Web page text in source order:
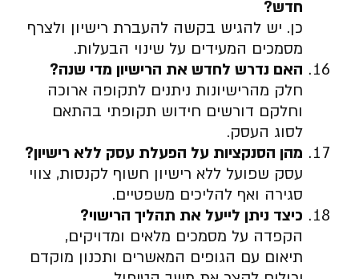
חדש?
כן. יש להגיש בקשה להעברת רישיון ולצרף
מסמכים המעידים על שינוי הבעלות.
האם נדרש לחדש את הרישיון מדי שנה?
חלק מהרישיונות ניתנים לתקופה ארוכה
וחלקם דורשים חידוש תקופתי בהתאם
לסוג העסק.
מהן הסנקציות על הפעלת עסק ללא רישיון?
עסק שפועל ללא רישיון חשוף לקנסות, צווי
סגירה ואף להליכים משפטיים.
כיצד ניתן לייעל את תהליך הרישוי?
הקפדה על מסמכים מלאים ומדויקים,
תיאום עם הגופים המאשרים ותכנון מוקדם